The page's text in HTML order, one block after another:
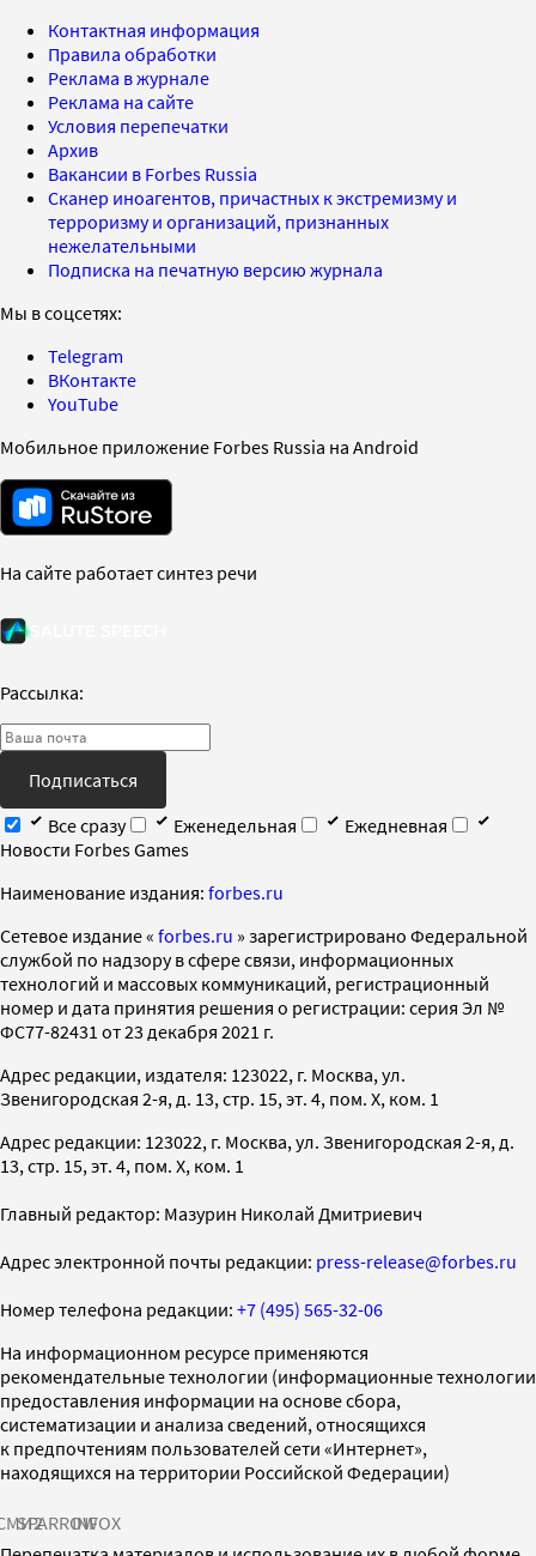
Контактная информация
Правила обработки
Реклама в журнале
Реклама на сайте
Условия перепечатки
Архив
Вакансии в Forbes Russia
Сканер иноагентов, причастных к экстремизму и
терроризму и организаций, признанных
нежелательными
Подписка на печатную версию журнала
Мы в соцсетях:
Telegram
ВКонтакте
YouTube
Мобильное приложение Forbes Russia на Android
На сайте работает синтез речи
Рассылка:
Подписаться
Все сразу
Еженедельная
Ежедневная
Новости Forbes Games
Наименование издания: forbes.ru
Cетевое издание « forbes.ru » зарегистрировано Федеральной
службой по надзору в сфере связи, информационных
технологий и массовых коммуникаций, регистрационный
номер и дата принятия решения о регистрации: серия Эл №
ФС77-82431 от 23 декабря 2021 г.
Адрес редакции, издателя: 123022, г. Москва, ул.
Звенигородская 2-я, д. 13, стр. 15, эт. 4, пом. X, ком. 1
Адрес редакции: 123022, г. Москва, ул. Звенигородская 2-я, д.
13, стр. 15, эт. 4, пом. X, ком. 1
Главный редактор: Мазурин Николай Дмитриевич
Адрес электронной почты редакции: press-release@forbes.ru
Номер телефона редакции: +7 (495) 565-32-06
На информационном ресурсе применяются
рекомендательные технологии (информационные технологии
предоставления информации на основе сбора,
систематизации и анализа сведений, относящихся
к предпочтениям пользователей сети «Интернет»,
находящихся на территории Российской Федерации)
SPARROWINFOX